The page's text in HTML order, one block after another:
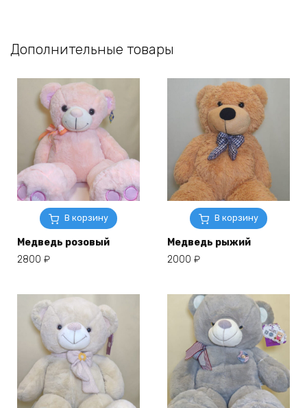
Дополнительные товары
В корзину
Медведь розовый
2800 ₽
В корзину
Медведь рыжий
2000 ₽